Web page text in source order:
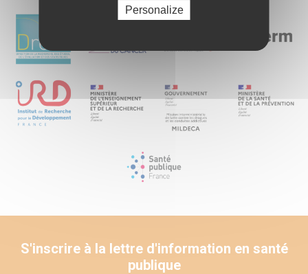
S'inscrire à la lettre d'information en santé
publique
Personalize